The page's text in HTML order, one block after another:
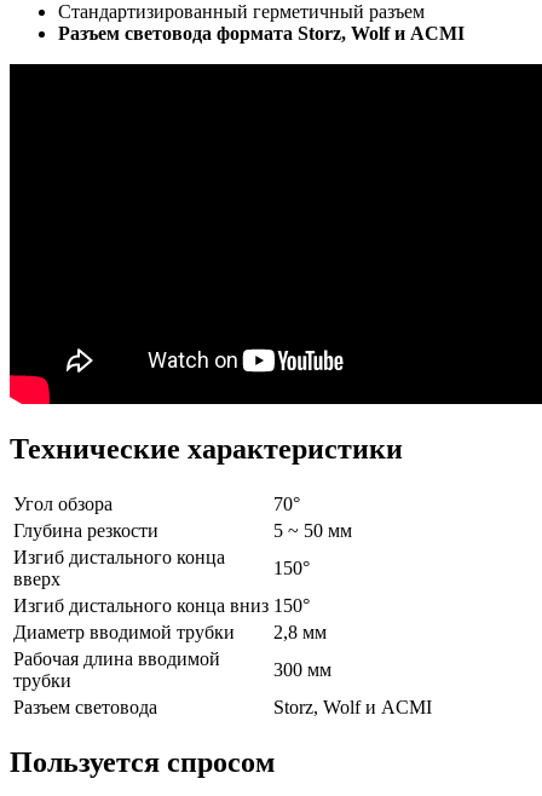
Стандартизированный герметичный разъем
Разъем световода формата Storz, Wolf и ACMI
Технические характеристики
Угол обзора
70°
Глубина резкости
5 ~ 50 мм
Изгиб дистального конца
вверх
150°
Изгиб дистального конца вниз 150°
Диаметр вводимой трубки
2,8 мм
Рабочая длина вводимой
трубки
300 мм
Разъем световода
Storz, Wolf и ACMI
Пользуется спросом